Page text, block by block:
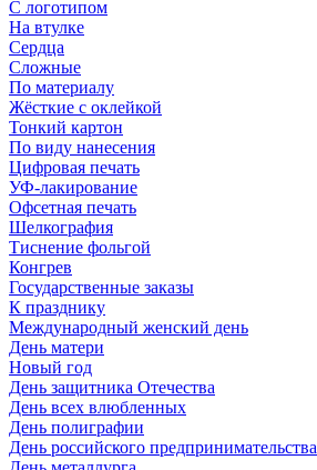
С логотипом
На втулке
Сердца
Сложные
По материалу
Жёсткие с оклейкой
Тонкий картон
По виду нанесения
Цифровая печать
УФ-лакирование
Офсетная печать
Шелкография
Тиснение фольгой
Конгрев
Государственные заказы
К празднику
Международный женский день
День матери
Новый год
День защитника Отечества
День всех влюбленных
День полиграфии
День российского предпринимательства